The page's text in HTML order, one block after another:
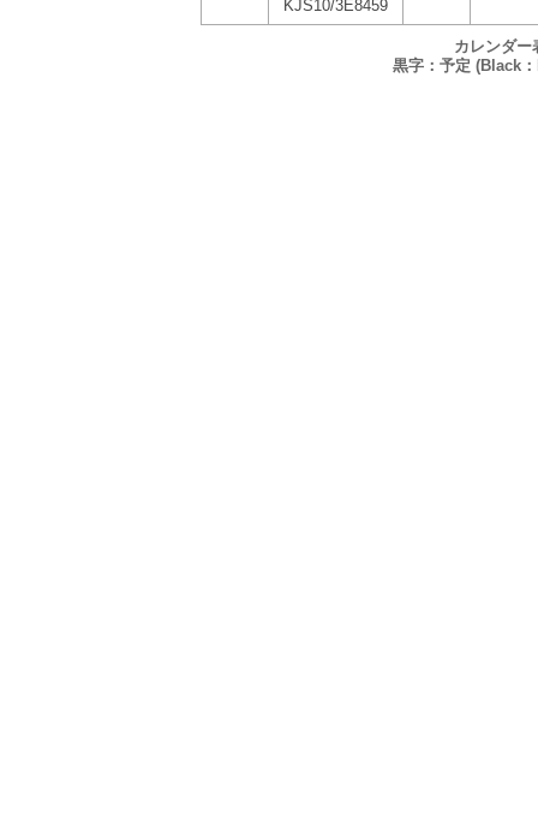
KJS10/3E8459
カレンダー
黒字：予定 (Black